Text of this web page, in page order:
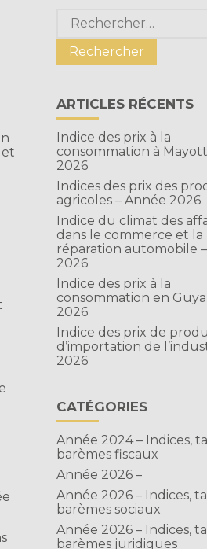
Blog
sidebar
Rechercher :
ARTICLES RÉCENTS
Indice des prix à la
consommation à
2026
Indices des prix des
agricoles – Année 2026
Indice du climat des
dans le commerce et la
réparation automobile
2026
Indice des prix à la
consommation en
2026
Indice des prix de
d’importation de
2026
CATÉGORIES
Année 2024 – Indices,
barèmes fiscaux
Année 2026 –
Année 2026 – Indices,
barèmes sociaux
Année 2026 – Indices,
barèmes juridiques